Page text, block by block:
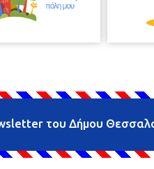
του Δήμου